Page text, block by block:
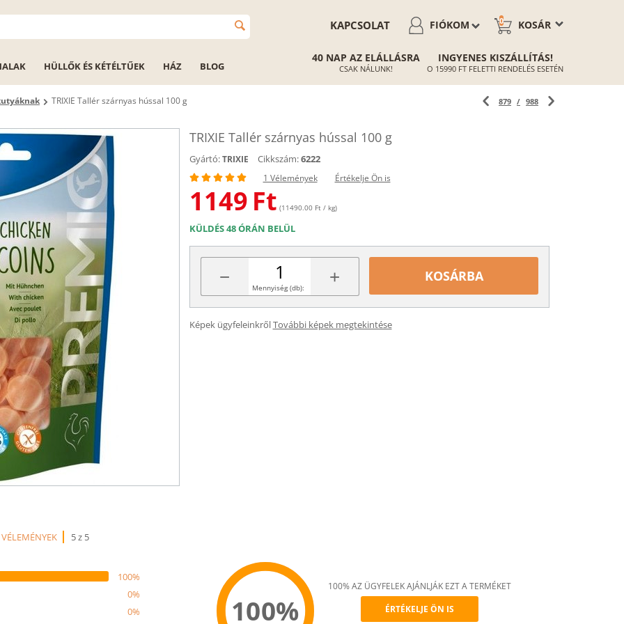
KOSÁR
0
FIÓKOM
KAPCSOLAT
HÜLLŐK ÉS KÉTÉLTŰEK HÁZ BLOG
40 NAP AZ ELÁLLÁSRA
CSAK NÁLUNK!
INGYENES KISZÁLLÍTÁS!
O 15990 FT FELETTI RENDELÉS ESETÉN
TRIXIE Tallér szárnyas hússal 100 g 879 / 988
TRIXIE Tallér szárnyas hússal 100 g
Gyártó: TRIXIE Cikkszám:6222
1 Vélemények Értékelje Ön is
1149 Ft (11490.00 Ft / kg)
KÜLDÉS 48 ÓRÁN BELÜL
− +
Mennyiség (db):
KOSÁRBA
Képek ügyfeleinkrőlTovábbi képek megtekintése
5 z 5
100%
0%
0%
100%
100% AZ ÜGYFELEK AJÁNLJÁK EZT A TERMÉKET
ÉRTÉKELJE ÖN IS